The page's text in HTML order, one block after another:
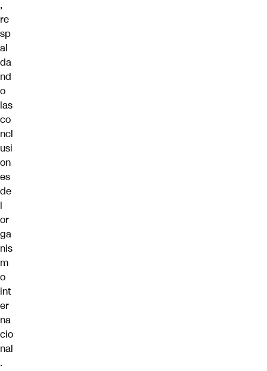
,
re
sp
al
da
nd
o
las
co
ncl
usi
on
es
de
l
or
ga
nis
m
o
int
er
na
cio
nal
.